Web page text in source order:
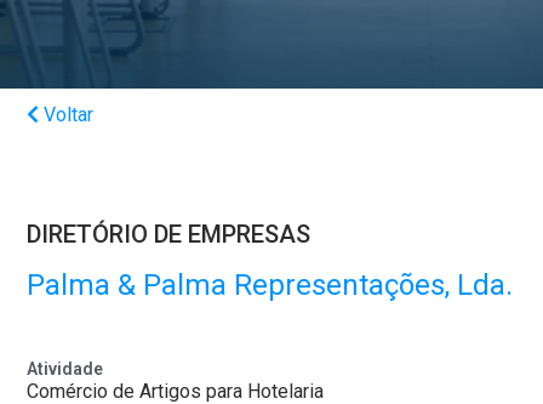
Voltar
DIRETÓRIO DE EMPRESAS
Palma & Palma Representações, Lda.
Atividade
Comércio de Artigos para Hotelaria